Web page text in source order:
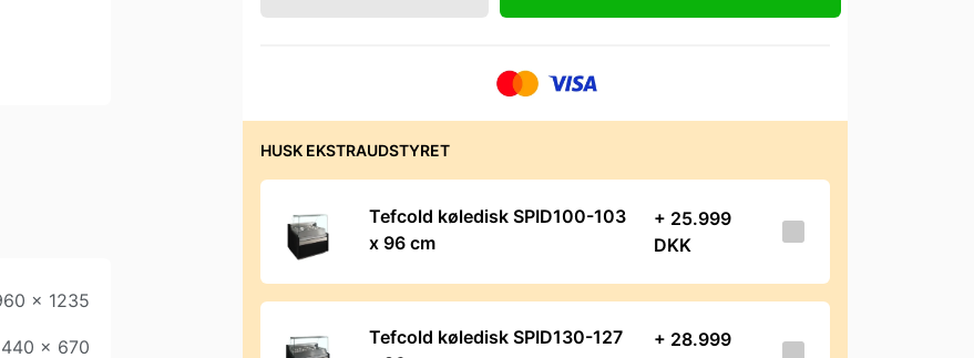
x 1235
x 670
HUSK EKSTRAUDSTYRET
Tefcold køledisk SPID100-103
x 96 cm
+ 25.999
DKK
Tefcold køledisk SPID130-127
+ 28.999